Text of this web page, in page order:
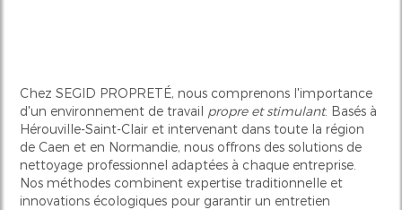
Chez SEGID PROPRETÉ, nous comprenons l'importance
d'un environnement de travail propre et stimulant. Basés à
Hérouville-Saint-Clair et intervenant dans toute la région
de Caen et en Normandie, nous offrons des solutions de
nettoyage professionnel adaptées à chaque entreprise.
Nos méthodes combinent expertise traditionnelle et
innovations écologiques pour garantir un entretien